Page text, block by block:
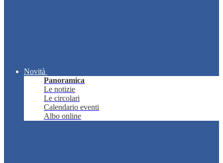
Novità
Panoramica
Le notizie
Le circolari
Calendario eventi
Albo online